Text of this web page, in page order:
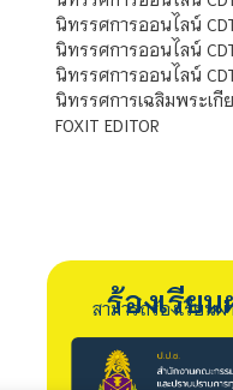
นิทรรศการออนไลน์
นิทรรศการออนไลน์
นิทรรศการออนไลน์
นิทรรศการเฉลิมพระเกี
FOXIT EDITOR
ร้องเรีย
สามารถร้องเรียน